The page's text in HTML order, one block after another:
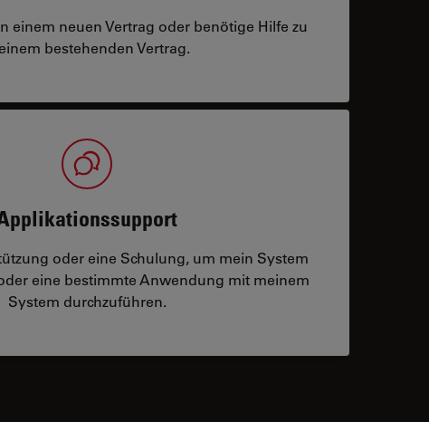
einem neuen Vertrag oder benötige Hilfe zu
bestehenden Vertrag.
oder eine Schulung, um mein System
eine bestimmte Anwendung mit meinem
System durchzuführen.
contacts